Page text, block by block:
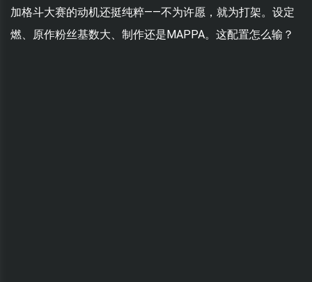
加格斗大赛的动机还挺纯粹——不为许愿，就为打架。设定
燃、原作粉丝基数大、制作还是MAPPA。这配置怎么输？